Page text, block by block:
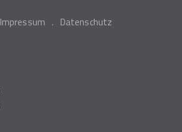
Impressum Datenschutz